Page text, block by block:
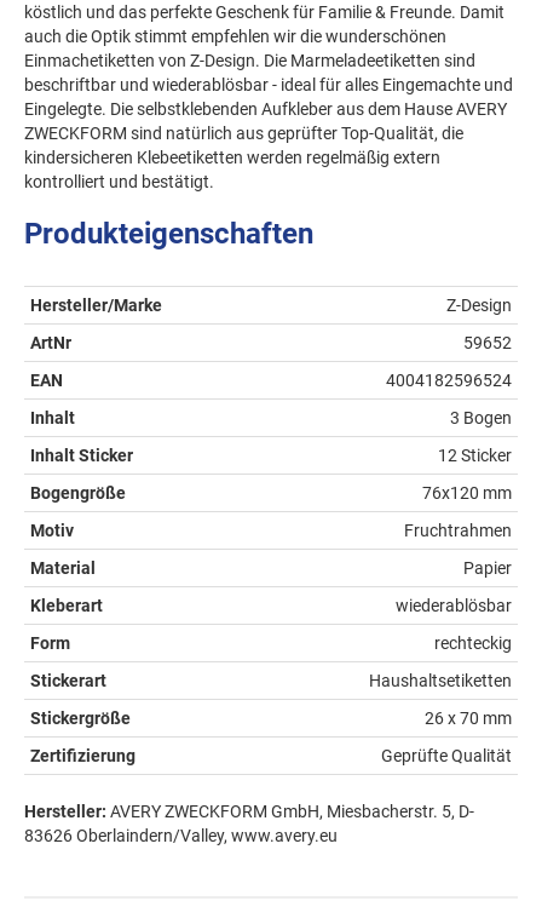
köstlich und das perfekte Geschenk für Familie & Freunde. Damit
auch die Optik stimmt empfehlen wir die wunderschönen
Einmachetiketten von Z-Design. Die Marmeladeetiketten sind
beschriftbar und wiederablösbar - ideal für alles Eingemachte und
Eingelegte. Die selbstklebenden Aufkleber aus dem Hause AVERY
ZWECKFORM sind natürlich aus geprüfter Top-Qualität, die
kindersicheren Klebeetiketten werden regelmäßig extern
kontrolliert und bestätigt.
Produkteigenschaften
Hersteller/Marke
Z-Design
ArtNr
59652
EAN
4004182596524
Inhalt
3 Bogen
Inhalt Sticker
12 Sticker
Bogengröße
76x120 mm
Motiv
Fruchtrahmen
Material
Papier
Kleberart
wiederablösbar
Form
rechteckig
Stickerart
Haushaltsetiketten
Stickergröße
26 x 70 mm
Zertifizierung
Geprüfte Qualität
Hersteller: AVERY ZWECKFORM GmbH, Miesbacherstr. 5, D-
83626 Oberlaindern/Valley, www.avery.eu